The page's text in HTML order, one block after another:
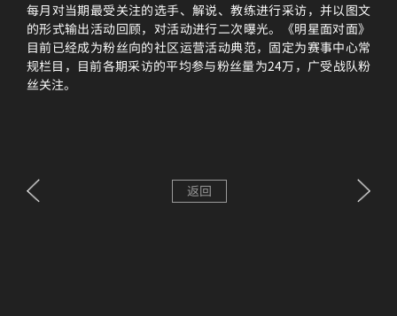
每月对当期最受关注的选手、解说、教练进行采访，并以图文
的形式输出活动回顾，对活动进行二次曝光。《明星面对面》
目前已经成为粉丝向的社区运营活动典范，固定为赛事中心常
规栏目，目前各期采访的平均参与粉丝量为24万，广受战队粉
丝关注。
返回